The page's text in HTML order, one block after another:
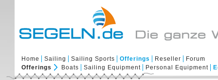
Home Sailing Sailing Sports Offerings Reseller
Forum
Offerings
Boats Sailing Equipment Personal Equipment